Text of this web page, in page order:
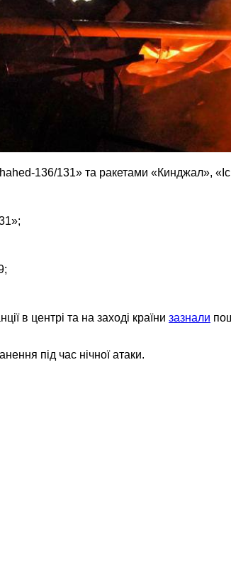
136/131» та ракетами «Кинджал»,
в центрі та на заході країни зазнали
під час нічної атаки.